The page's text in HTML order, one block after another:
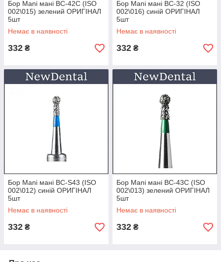
Бор Mani мані BC-42C (ISO
002\015) зелений ОРИГІНАЛ
5шт
Немає в наявності
332 ₴
Бор Mani мані BC-32 (ISO
002\016) синій ОРИГІНАЛ
5шт
Немає в наявності
332 ₴
Бор Mani мані BC-S43 (ISO
002\012) синій ОРИГІНАЛ
5шт
Немає в наявності
332 ₴
Бор Mani мані BC-43C (ISO
002\013) зелений ОРИГІНАЛ
5шт
Немає в наявності
332 ₴